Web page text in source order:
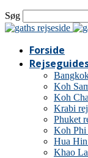
Søg
Forside
Koh
Koh
Krabi
Phuket
Koh Phi
Hua Hin
Khao